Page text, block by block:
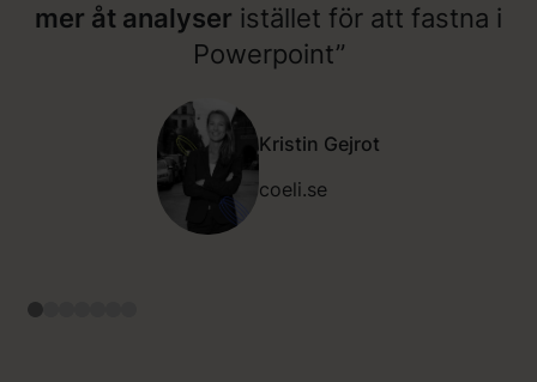
mer åt analyser istället för att fastna i
Powerpoint”
Kristin Gejrot
coeli.se